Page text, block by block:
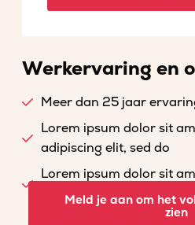
Werkervaring en
Meer dan 25 jaar
Lorem ipsum dolor sit
adipiscing elit, sed do
Lorem ipsum dolor sit
adipiscing elit, sed do
Lorem ipsum dolor sit
Meld je aan om het
zien